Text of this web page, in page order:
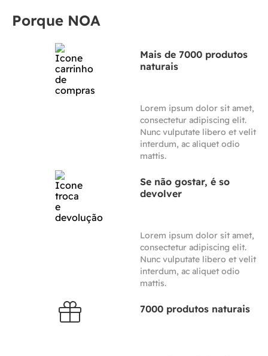
Porque NOA
Mais de 7000 produtos
naturais
Lorem ipsum dolor sit amet,
consectetur adipiscing elit.
Nunc vulputate libero et velit
interdum, ac aliquet odio
mattis.
Se não gostar, é so
devolver
Lorem ipsum dolor sit amet,
consectetur adipiscing elit.
Nunc vulputate libero et velit
interdum, ac aliquet odio
mattis.
7000 produtos naturais